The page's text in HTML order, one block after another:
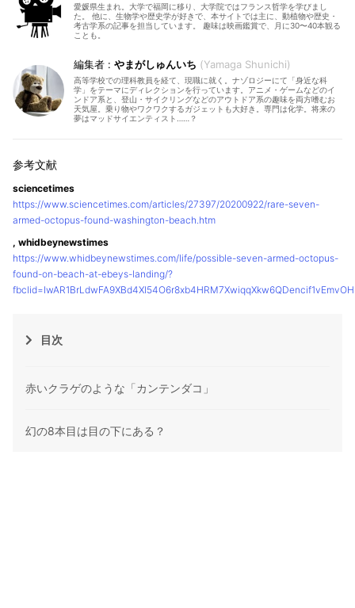
愛媛県生まれ。大学で福岡に移り、大学院ではフランス哲学を学びまし
た。 他に、生物学や歴史学が好きで、本サイトでは主に、動植物や歴史・
考古学系の記事を担当しています。 趣味は映画鑑賞で、月に30〜40本観る
ことも。
やまがしゅんいち Yamaga Shunichi
高等学校での理科教員を経て、現職に就く。ナゾロジーにて「身近な科
学」をテーマにディレクションを行っています。アニメ・ゲームなどのイ
ンドア系と、登山・サイクリングなどのアウトドア系の趣味を両方嗜むお
天気屋。乗り物やワクワクするガジェットも大好き。専門は化学。将来の
夢はマッドサイエンティスト……？
sciencetimes
https://www.sciencetimes.com/articles/27397/20200922/rare-seven-
armed-octopus-found-washington-beach.htm
, whidbeynewstimes
https://www.whidbeynewstimes.com/life/possible-seven-armed-octopus-
found-on-beach-at-ebeys-landing/?
目次
赤いクラゲのような「カンテンダコ」
幻の8本目は目の下にある？